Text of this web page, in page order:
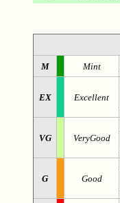
M Mint
EX Excellent
VG VeryGood
G Good